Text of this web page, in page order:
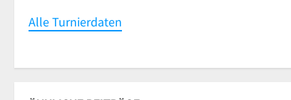
Alle Turnierdaten